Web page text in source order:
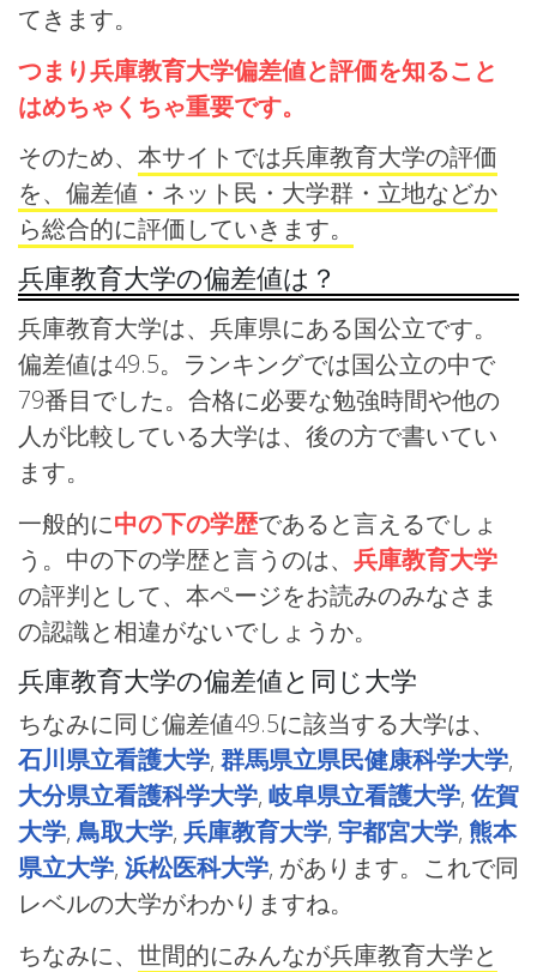
てきます。
つまり兵庫教育大学偏差値と評価を知ること
はめちゃくちゃ重要です。
そのため、 本サイトでは兵庫教育大学の評価
を、偏差値・ネット民・大学群・立地などか
ら総合的に評価していきます。
兵庫教育大学の偏差値は？
兵庫教育大学は、兵庫県にある国公立です。
偏差値は49.5。ランキングでは国公立の中で
79番目でした。合格に必要な勉強時間や他の
人が比較している大学は、後の方で書いてい
ます。
一般的に中の下の学歴であると言えるでしょ
う。中の下の学歴と言うのは、 兵庫教育大学
の評判として、本ページをお読みのみなさま
の認識と相違がないでしょうか。
兵庫教育大学の偏差値と同じ大学
ちなみに同じ偏差値49.5に該当する大学は、
石川県立看護大学, 群馬県立県民健康科学大学,
大分県立看護科学大学, 岐阜県立看護大学, 佐賀
大学, 鳥取大学, 兵庫教育大学, 宇都宮大学, 熊本
県立大学, 浜松医科大学, があります。これで同
レベルの大学がわかりますね。
ちなみに、 世間的にみんなが兵庫教育大学と